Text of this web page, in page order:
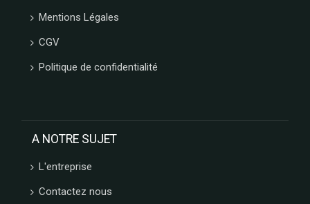
Mentions Légales
CGV
Politique de confidentialité
A NOTRE SUJET
L'entreprise
Contactez nous